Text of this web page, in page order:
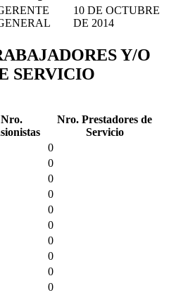
10 DE OCTUBRE
DE 2014
Y/O
SERVICIO
Nro.
Nro. Prestadores de
Servicio
0
0
0
0
0
0
0
0
0
0